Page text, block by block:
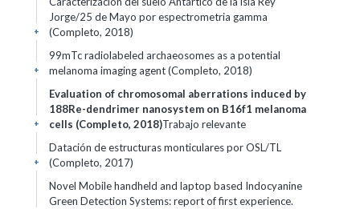
Jorge/25 de Mayo por espectrometria gamma
(Completo, 2018)
+
99mTc radiolabeled archaeosomes as a potential
melanoma imaging agent (Completo, 2018)
+
Evaluation of chromosomal aberrations induced by
188Re-dendrimer nanosystem on B16f1 melanoma
cells (Completo, 2018)Trabajo relevante
+
Datación de estructuras monticulares por OSL/TL
(Completo, 2017)
+
Novel Mobile handheld and laptop based Indocyanine
Green Detection Systems: report of first experience.